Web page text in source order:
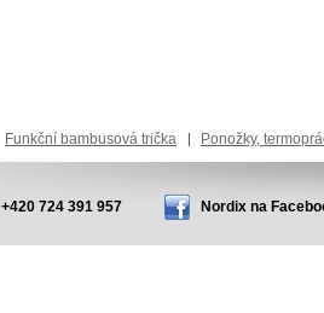
+420 724 391 957 Nordix na
Funkční bambusová trička Ponožky,